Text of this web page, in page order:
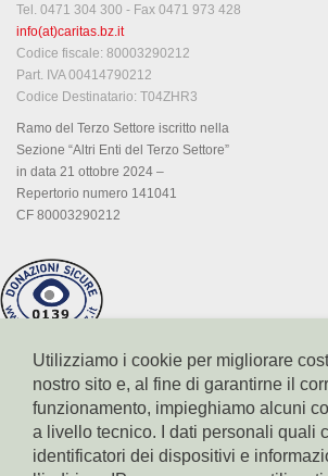
Tel. 0471 304 300 - Fax 0471 973 428
info(at)caritas.bz.it
Codice fiscale: 80003290212
Part. IVA 00414790212
Codice Destinatario: T04ZHR3
Ramo del Terzo Settore iscritto nella
Sezione “Altri Enti del Terzo Settore”
in data 21 ottobre 2024 –
Repertorio numero 141041
CF 80003290212
Utilizziamo i cookie per migliorare
nostro sito e, al fine di garantirne il
funzionamento, impieghiamo alcuni
a livello tecnico. I dati personali quali
identificatori dei dispositivi e